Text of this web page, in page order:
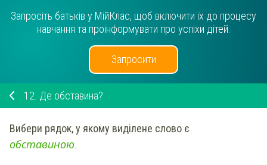
Запросіть батьків у МійКлас, щоб включити їх до процесу
навчання та проінформувати про успіхи дітей.
Запросити
12. Де обставина?
Вибери рядок, у якому виділене слово є
обставиною.